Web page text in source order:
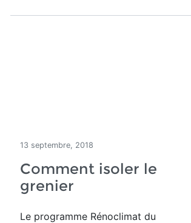
13 septembre, 2018
Comment isoler le
grenier
Le programme Rénoclimat du